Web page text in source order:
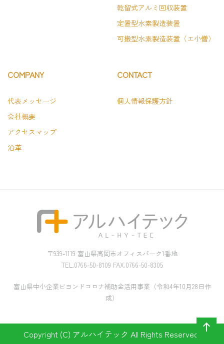
乾留式アルミ回収装置
定置型水素製造装置
可搬型水素製造装置（エ小僧）
COMPANY
代表メッセージ
会社概要
アクセスマップ
沿革
CONTACT
個人情報保護方針
〒939-1119 富山県高岡市オフィスパーク1番地
TEL.0766-50-8109 FAX.0766-50-8305
富山県中小企業ビヨンドコロナ補助金活用事業（令和4年10月28日作
成）
Copyright (C) アルハイテック All Rights Reserved.